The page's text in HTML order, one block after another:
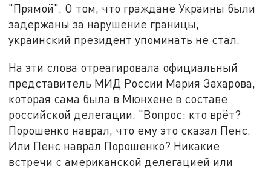
"Прямой". О том, что граждане Украины были
задержаны за нарушение границы,
украинский президент упоминать не стал.
На эти слова отреагировала официальный
представитель МИД России Мария Захарова,
которая сама была в Мюнхене в составе
российской делегации. "Вопрос: кто врёт?
Порошенко наврал, что ему это сказал Пенс.
Или Пенс наврал Порошенко? Никакие
встречи с американской делегацией или